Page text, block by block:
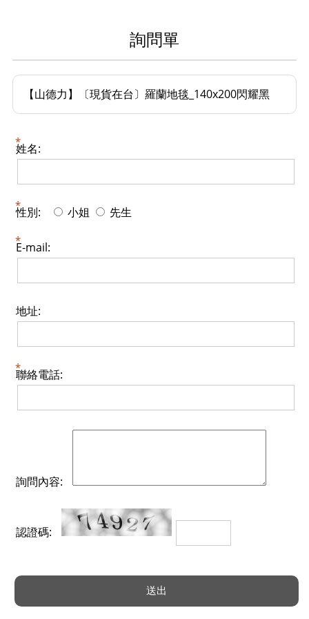
詢問單
【山德力】〔現貨在台〕羅蘭地毯_140x200閃耀黑
姓名:
性別: 小姐 先生
E-mail:
地址:
聯絡電話:
詢問內容:
認證碼: